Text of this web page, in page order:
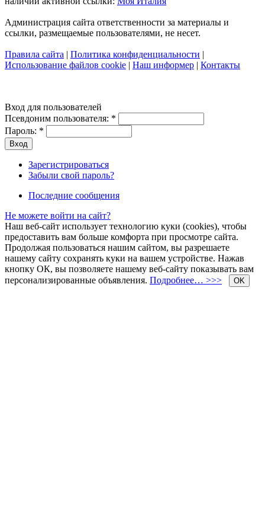
Администрация сайта ответственности за материалы и
ссылки, размещаемые пользователями, не несет.
Правила сайта | Политика конфиденциальности |
Использование файлов cookie | Наш информер | Контакты
Вход для пользователей
Псевдоним пользователя: *
Пароль: *
Зарегистрироваться
Забыли свой пароль?
Последние сообщения
Не можете войти на сайт?
Наш веб-сайт использует технологию куки (cookies), чтобы
предоставить вам больше комфорта при просмотре сайта.
Продолжая пользоваться нашим сайтом, вы разрешаете
нашему сайту сохранять куки на вашем устройстве. Нажав
кнопку ОК, вы позволяете нашему веб-сайту показывать вам
персонализированные объявления. Подробнее… >>> OK